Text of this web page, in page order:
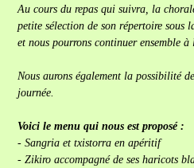
Au cours du repas qui suivra, la
petite sélection de son répertoire sous
et nous pourrons continuer ensemble à
Nous aurons également la possibilité
journée.
Voici le menu qui nous est proposé :
- Sangria et txistorra en apéritif
- Zikiro accompagné de ses haricots